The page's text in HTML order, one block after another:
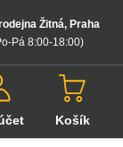
Žitná, Praha
Pá 8:00-18:00)
Košík